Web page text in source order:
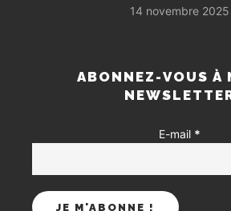
14 novembre 2025
ABONNEZ-VOUS À
E-mail *